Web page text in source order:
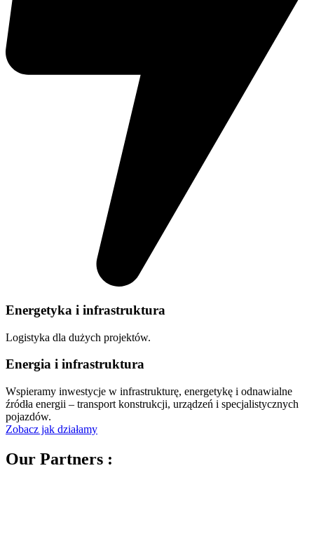
Energetyka i infrastruktura
Logistyka dla dużych projektów.
Energia i infrastruktura
Wspieramy inwestycje w infrastrukturę, energetykę i odnawialne
źródła energii – transport konstrukcji, urządzeń i specjalistycznych
pojazdów.
Zobacz jak działamy
Our Partners :